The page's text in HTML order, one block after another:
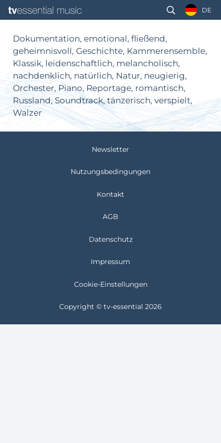
DE
Dokumentation, emotional, fließend,
geheimnisvoll, Geschichte, Kammerensemble,
Klassik, leidenschaftlich, melancholisch,
nachdenklich, natürlich, Natur, neugierig,
Orchester, Piano, Reportage, romantisch,
Russland, Soundtrack, tänzerisch, verspielt,
Walzer
Newsletter
Nutzungsbedingungen
Kontakt
AGB
Datenschutz
Impressum
Cookie-Einstellungen
Copyright © tv-essential 2026